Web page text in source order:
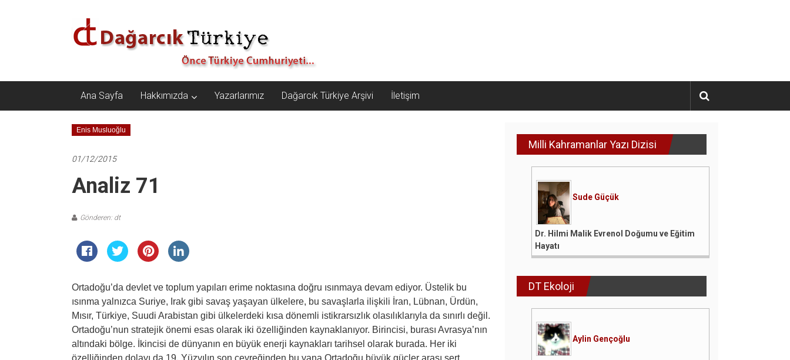
Dağarcık
Türkiye
Türkiye
Cumhuriyeti…
Ana Sayfa Hakkımızda Yazarlarımız Dağarcık Türkiye Arşivi İletişim
Enis Musluoğlu
01/12/2015
Analiz 71
Gönderen: dt
Ortadoğu’da devlet ve toplum yapıları erime noktasına doğru ısınmaya devam ediyor. Üstelik bu
ısınma yalnızca Suriye, Irak gibi savaş yaşayan ülkelere, bu savaşlarla ilişkili İran, Lübnan, Ürdün,
Mısır, Türkiye, Suudi Arabistan gibi ülkelerdeki kısa dönemli istikrarsızlık olasılıklarıyla da sınırlı değil.
Ortadoğu’nun stratejik önemi esas olarak iki özelliğinden kaynaklanıyor. Birincisi, burası Avrasya’nın
altındaki bölge. İkincisi de dünyanın en büyük enerji kaynakları tarihsel olarak burada. Her iki
özelliğinden dolayı da 19. Yüzyılın son çeyreğinden bu yana Ortadoğu büyük güçler arası sert
Milli Kahramanlar Yazı Dizisi
Sude Güçük
Dr. Hilmi Malik Evrenol Doğumu ve Eğitim
Hayatı
DT Ekoloji
Aylin Gençoğlu